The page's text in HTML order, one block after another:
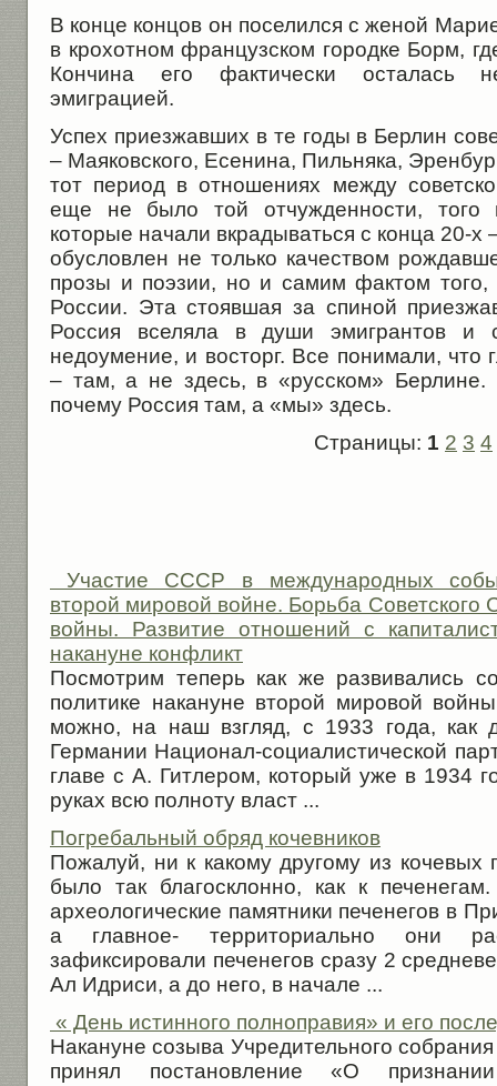
В конце концов он поселился с женой
в крохотном французском городке Борм,
Кончина его фактически осталась
эмиграцией.
Успех приезжавших в те годы в Берлин
– Маяковского, Есенина, Пильняка,
тот период в отношениях между
еще не было той отчужденности, того
которые начали вкрадываться с конца 20-х
обусловлен не только качеством
прозы и поэзии, но и самим фактом
России. Эта стоявшая за спиной
Россия вселяла в души эмигрантов и
недоумение, и восторг. Все понимали, что
– там, а не здесь, в «русском» Берлине.
почему Россия там, а «мы» здесь.
Страницы: 1 2 3 4
Участие СССР в международных
второй мировой войне. Борьба
войны. Развитие отношений с
накануне конфликт
Посмотрим теперь как же развивались
политике накануне второй мировой
можно, на наш взгляд, с 1933 года, как
Германии Национал-социалистической
главе с А. Гитлером, который уже в 1934
руках всю полноту власт ...
Погребальный обряд кочевников
Пожалуй, ни к какому другому из кочевых
было так благосклонно, как к
археологические памятники печенегов в
а главное- территориально они
зафиксировали печенегов сразу 2
Ал Идриси, а до него, в начале ...
« День истинного полноправия» и его
Накануне созыва Учредительного
принял постановление «О